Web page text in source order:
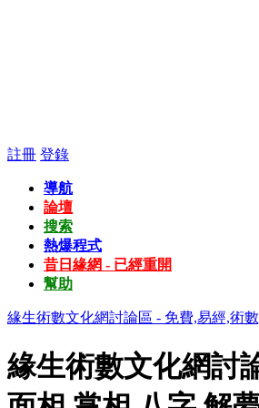
註冊 登錄
導航
論壇
搜索
熱爆程式
昔日緣網 - 已經重開
幫助
緣生術數文化網討論區 - 免費,易經,術
緣生術數文化網討